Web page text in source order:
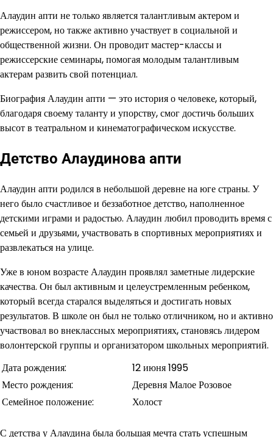
Алаудин апти не только является талантливым актером и
режиссером, но также активно участвует в социальной и
общественной жизни. Он проводит мастер-классы и
режиссерские семинары, помогая молодым талантливым
актерам развить свой потенциал.
Биография Алаудин апти — это история о человеке, который,
благодаря своему таланту и упорству, смог достичь больших
высот в театральном и кинематографическом искусстве.
Детство Алаудинова апти
Алаудин апти родился в небольшой деревне на юге страны. У
него было счастливое и беззаботное детство, наполненное
детскими играми и радостью. Алаудин любил проводить время с
семьей и друзьями, участвовать в спортивных мероприятиях и
развлекаться на улице.
Уже в юном возрасте Алаудин проявлял заметные лидерские
качества. Он был активным и целеустремленным ребенком,
который всегда старался выделяться и достигать новых
результатов. В школе он был не только отличником, но и активно
участвовал во внеклассных мероприятиях, становясь лидером
волонтерской группы и организатором школьных мероприятий.
Дата рождения:
12 июня 1995
Место рождения:
Деревня Малое Розовое
Семейное положение:
Холост
С детства у Алаудина была большая мечта стать успешным